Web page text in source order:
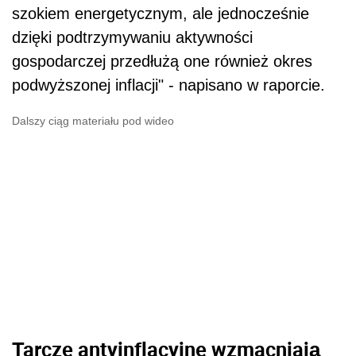
szokiem energetycznym, ale jednocześnie
dzięki podtrzymywaniu aktywności
gospodarczej przedłużą one również okres
podwyższonej inflacji" - napisano w raporcie.
Dalszy ciąg materiału pod wideo
Tarcze antyinflacyjne wzmacniają